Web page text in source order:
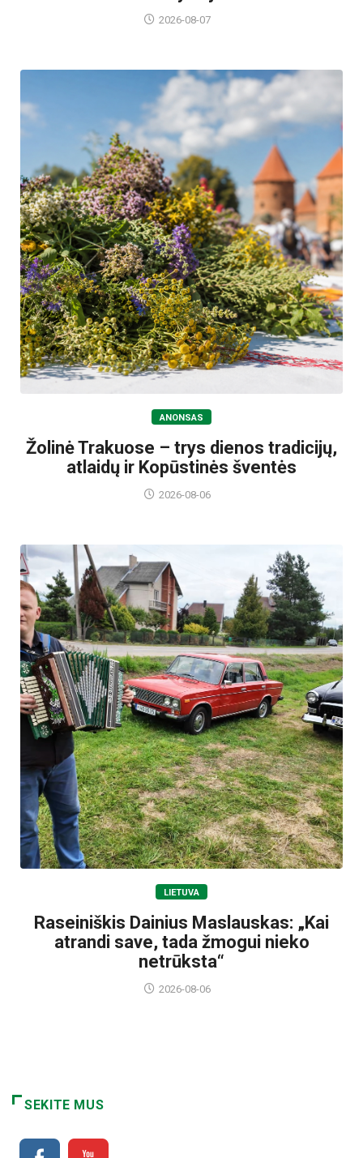
2026-08-07
ANONSAS
Žolinė Trakuose – trys dienos tradicijų,
atlaidų ir Kopūstinės šventės
2026-08-06
LIETUVA
Raseiniškis Dainius Maslauskas: „Kai
atrandi save, tada žmogui nieko
netrūksta“
2026-08-06
SEKITE MUS